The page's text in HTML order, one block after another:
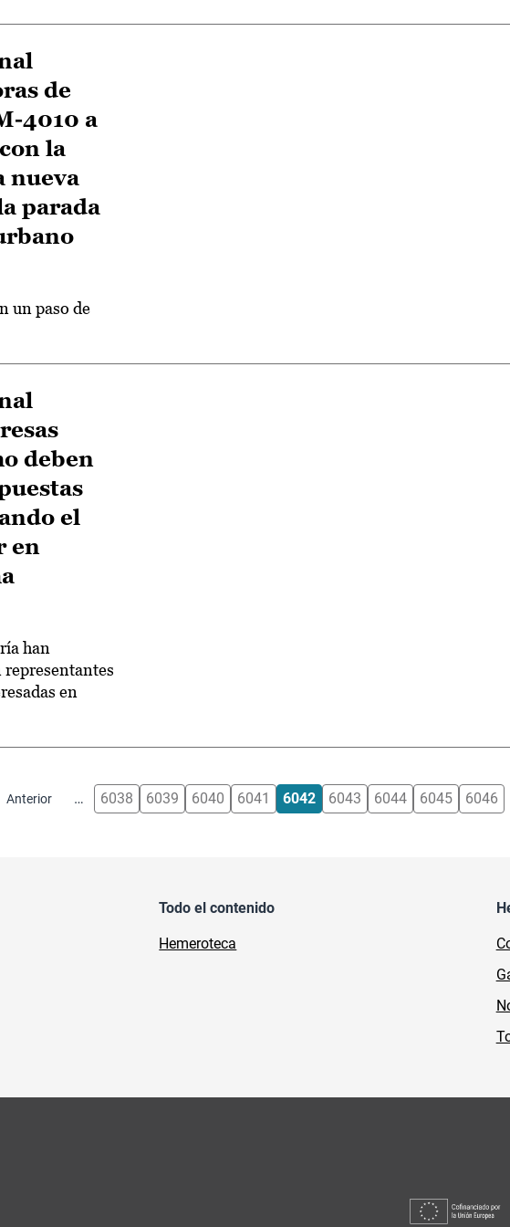
de
4010 a
la
nueva
parada
un paso de
deben
el
en
han
en
Anterior
anterior … 6038 6039 6040 6041 6042 6043 6044 6045 6046
Todo el contenido
Hemeroteca